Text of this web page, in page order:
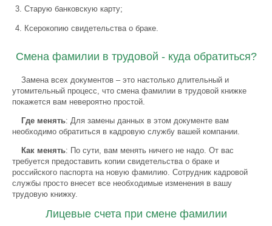
Старую банковскую карту;
Ксерокопию свидетельства о браке.
Смена фамилии в трудовой - куда обратиться?
Замена всех документов – это настолько длительный и
утомительный процесс, что смена фамилии в трудовой книжке
покажется вам невероятно простой.
Где менять: Для замены данных в этом документе вам
необходимо обратиться в кадровую службу вашей компании.
Как менять: По сути, вам менять ничего не надо. От вас
требуется предоставить копии свидетельства о браке и
российского паспорта на новую фамилию. Сотрудник кадровой
службы просто внесет все необходимые изменения в вашу
трудовую книжку.
Лицевые счета при смене фамилии